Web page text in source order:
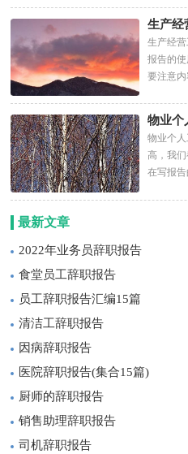
生产经
生产经营
报告的
要注意
物业个
物业个
高，我
在写报
最新文章
2022年业务员辞职报告
食堂员工辞职报告
员工辞职报告汇编15篇
清洁工辞职报告
因病辞职报告
医院辞职报告(集合15篇)
厨师的辞职报告
销售助理辞职报告
司机辞职报告